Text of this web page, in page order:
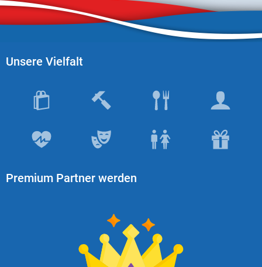
Unsere Vielfalt
Premium Partner werden